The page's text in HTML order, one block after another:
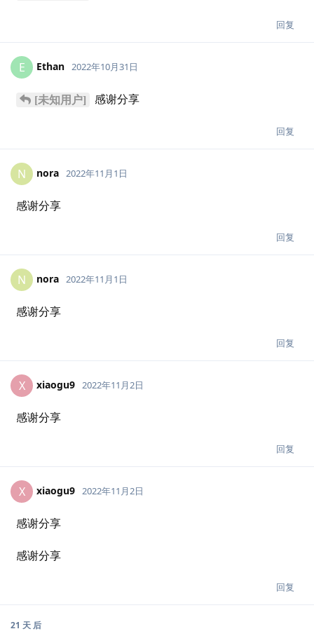
回复
E Ethan 2022年10月31日
[未知用户] 感谢分享
回复
N nora 2022年11月1日
感谢分享
回复
N nora 2022年11月1日
感谢分享
回复
X xiaogu9 2022年11月2日
感谢分享
回复
X xiaogu9 2022年11月2日
感谢分享
感谢分享
回复
21 天 后